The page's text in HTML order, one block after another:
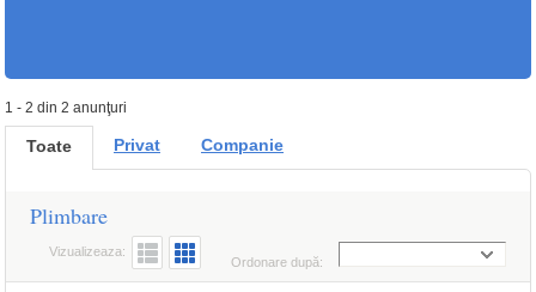
1 - 2 din 2 anunţuri
Toate Privat Companie
Plimbare
Ordonare după:
Vizualizeaza: